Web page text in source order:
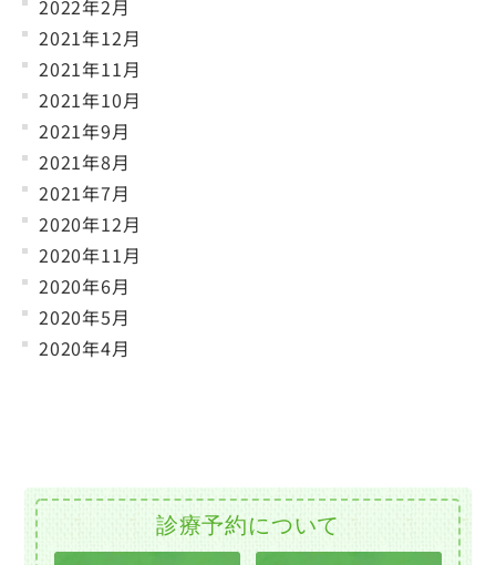
2022年2月
2021年12月
2021年11月
2021年10月
2021年9月
2021年8月
2021年7月
2020年12月
2020年11月
2020年6月
2020年5月
2020年4月
診療予約について